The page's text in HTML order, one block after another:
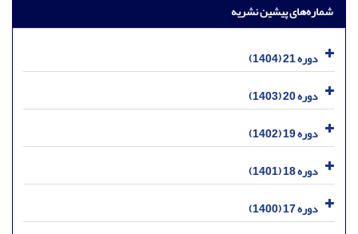
شماره‌های پیشین نشریه
دوره 21 (1404)
دوره 20 (1403)
دوره 19 (1402)
دوره 18 (1401)
دوره 17 (1400)